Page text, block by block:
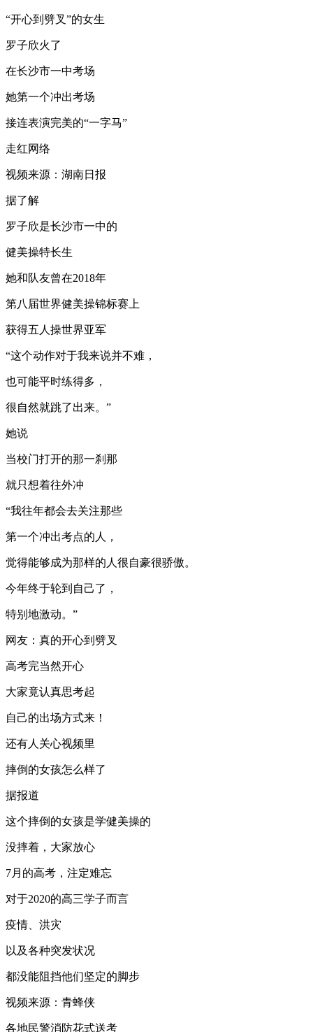
“开心到劈叉”的女生
罗子欣火了
在长沙市一中考场
她第一个冲出考场
接连表演完美的“一字马”
走红网络
视频来源：湖南日报
据了解
罗子欣是长沙市一中的
健美操特长生
她和队友曾在2018年
第八届世界健美操锦标赛上
获得五人操世界亚军
“这个动作对于我来说并不难，
也可能平时练得多，
很自然就跳了出来。”
她说
当校门打开的那一刹那
就只想着往外冲
“我往年都会去关注那些
第一个冲出考点的人，
觉得能够成为那样的人很自豪很骄傲。
今年终于轮到自己了，
特别地激动。”
网友：真的开心到劈叉
高考完当然开心
大家竟认真思考起
自己的出场方式来！
还有人关心视频里
摔倒的女孩怎么样了
据报道
这个摔倒的女孩是学健美操的
没摔着，大家放心
7月的高考，注定难忘
对于2020的高三学子而言
疫情、洪灾
以及各种突发状况
都没能阻挡他们坚定的脚步
视频来源：青蜂侠
各地民警消防花式送考